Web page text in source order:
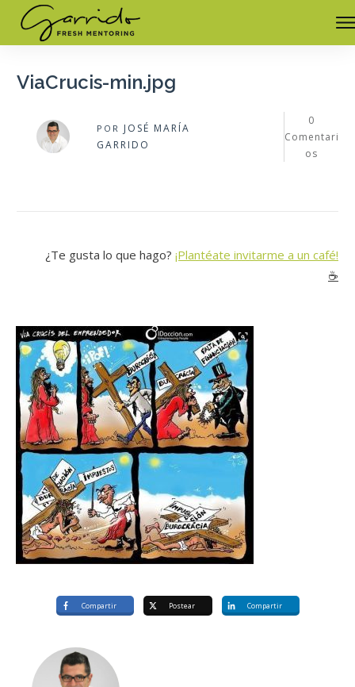
ViaCrucis-min.jpg
POR JOSÉ MARÍA
GARRIDO
0
Comentari
os
¿Te gusta lo que hago? ¡Plantéate invitarme a un café!
☕️
Compartir Postear Compartir